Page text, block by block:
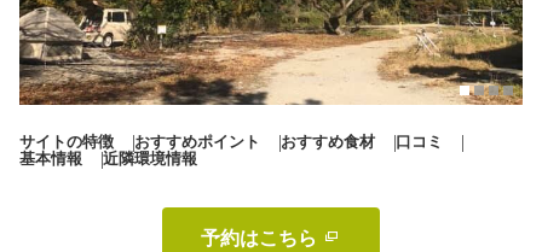
秋冬キャンプ 山間キャンプ
サイトの特徴 おすすめポイント おすすめ食材
口コミ
基本情報
近隣環境情報
予約はこちら